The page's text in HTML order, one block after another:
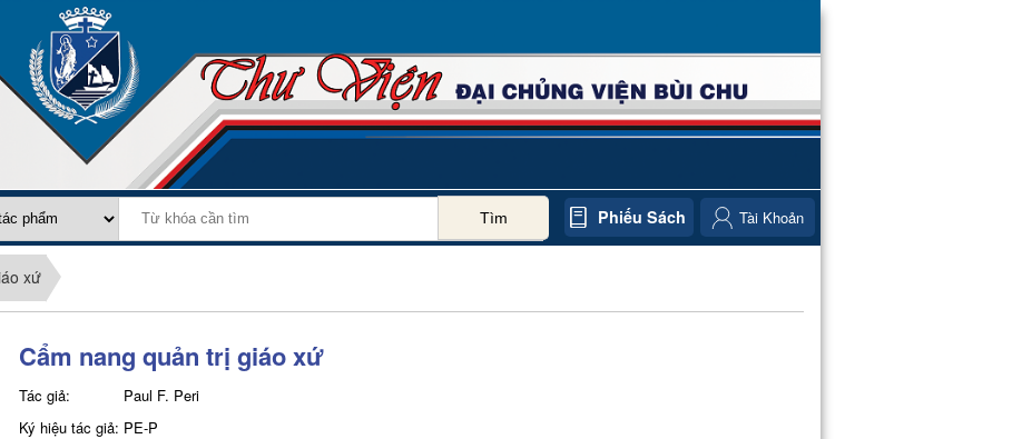
Tìm Phiếu Sách Tài Khoản
xứ
Cẩm nang quản trị giáo xứ
Tác giả:
Paul F. Peri
Ký hiệu tác giả: PE-P